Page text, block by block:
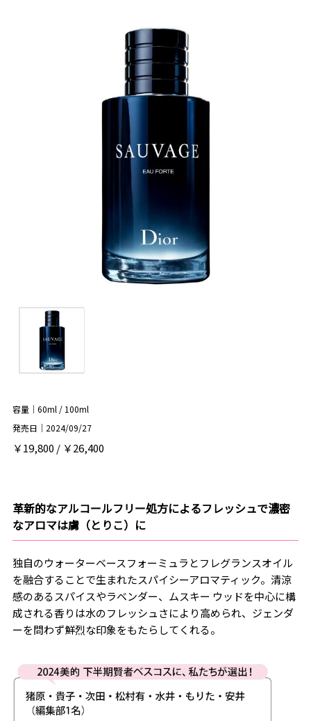
容量｜60ml / 100ml
発売日｜2024/09/27
￥19,800 / ￥26,400
革新的なアルコールフリー処方によるフレッシュで濃密
なアロマは虜（とりこ）に
独自のウォーターベースフォーミュラとフレグランスオイル
を融合することで生まれたスパイシーアロマティック。清涼
感のあるスパイスやラベンダー、ムスキー ウッドを中心に構
成される香りは水のフレッシュさにより高められ、ジェンダ
ーを問わず鮮烈な印象をもたらしてくれる。